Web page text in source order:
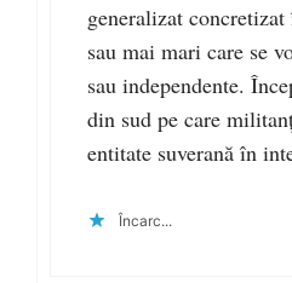
generalizat
sau mai mari care se
sau independente.
din sud pe care
entitate suverană în
Încarc...